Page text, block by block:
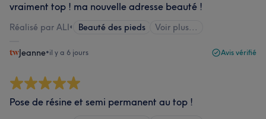
vraiment top ! ma nouvelle adresse beauté !
Réalisé par ALI• Beauté des pieds Voir plus...
Jeanne•il y a 6 jours Avis vérifié
Pose de résine et semi permanent au top !